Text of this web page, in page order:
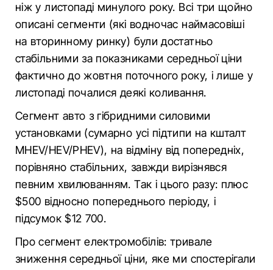
ніж у листопаді минулого року. Всі три щойно
описані сегменти (які водночас наймасовіші
на вторинному ринку) були достатньо
стабільними за показниками середньої ціни
фактично до жовтня поточного року, і лише у
листопаді почалися деякі коливання.
Сегмент авто з гібридними силовими
установками (сумарно усі підтипи на кшталт
MHEV/HEV/PHEV), на відміну від попередніх,
порівняно стабільних, завжди вирізнявся
певним хвилюванням. Так і цього разу: плюс
$500 відносно попереднього періоду, і
підсумок $12 700.
Про сегмент електромобілів: тривале
зниження середньої ціни, яке ми спостерігали